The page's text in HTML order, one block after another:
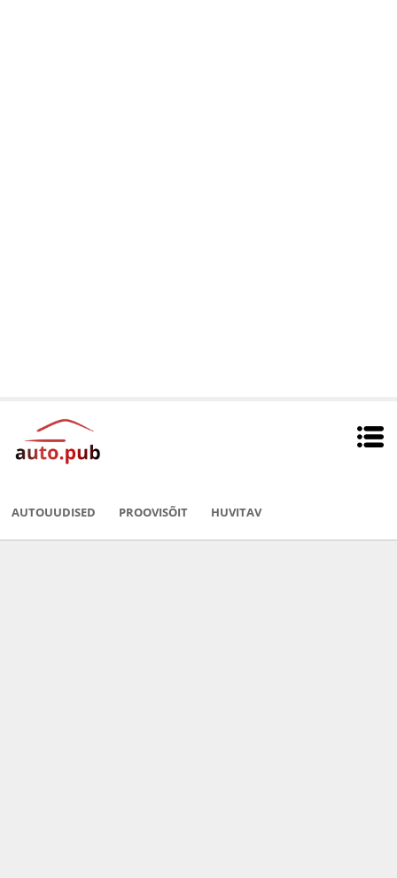
AUTOUUDISED PROOVISÕIT HUVITAV